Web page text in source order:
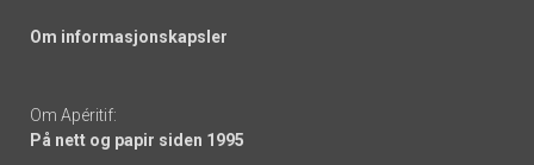
Om informasjonskapsler
Om Apéritif:
På nett og papir siden 1995